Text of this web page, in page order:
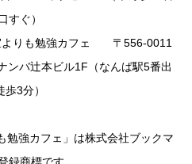
すぐ）
よりも勉強カフェ 〒556-0011
ンバ辻本ビル1F（なんば駅5番出
歩3分）
勉強カフェ」は株式会社ブックマ